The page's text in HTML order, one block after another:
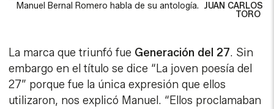
Manuel Bernal Romero habla de su antología. JUAN CARLOS
TORO
La marca que triunfó fue Generación del 27. Sin
embargo en el título se dice “La joven poesía del
27” porque fue la única expresión que ellos
utilizaron, nos explicó Manuel. “Ellos proclamaban